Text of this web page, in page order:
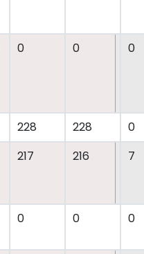
0 0 0
228 228
0
217 216 7
0 0 0